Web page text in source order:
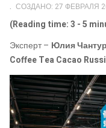
СОЗДАНО: 27 ФЕВРАЛЯ
(Reading time: 3 - 5
Эксперт – Юлия
Coffee Tea Cacao